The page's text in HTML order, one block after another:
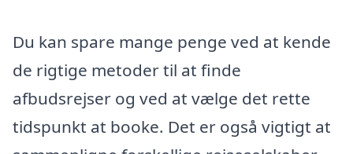
Du kan spare mange penge ved at kende
de rigtige metoder til at finde
afbudsrejser og ved at vælge det rette
tidspunkt at booke. Det er også vigtigt at